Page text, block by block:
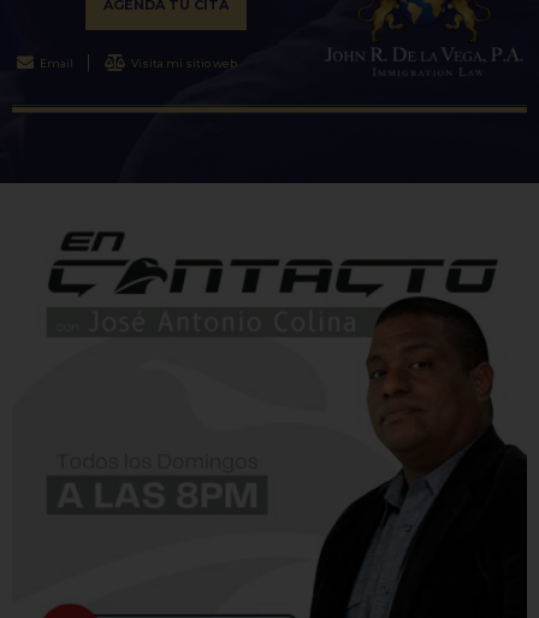
AGENDA TU CITA
Email Visita mi sitio web